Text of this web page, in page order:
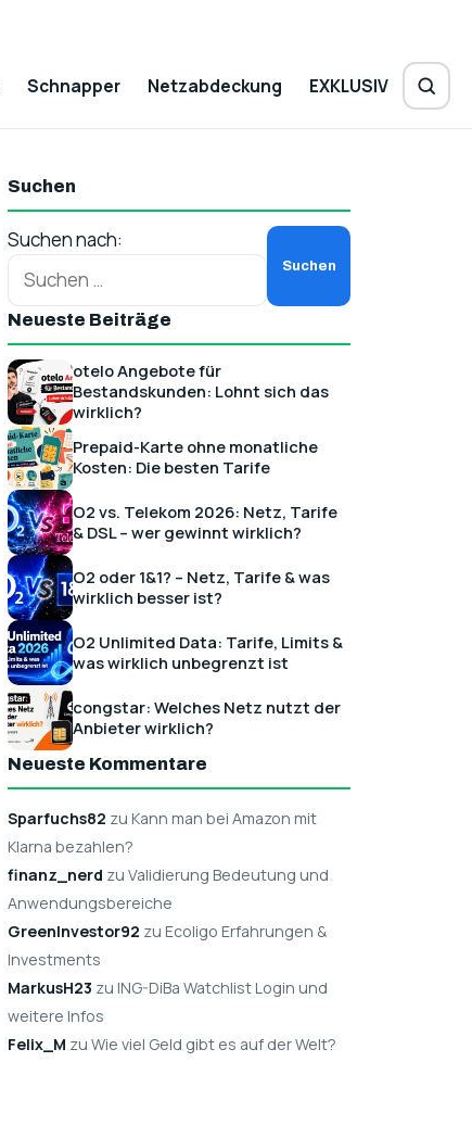
Schnapper Netzabdeckung EXKLUSIV
Suchen
Suchen nach:
Neueste Beiträge
otelo Angebote für
Bestandskunden: Lohnt sich das
wirklich?
Prepaid-Karte ohne monatliche
Kosten: Die besten Tarife
O2 vs. Telekom 2026: Netz, Tarife
& DSL – wer gewinnt wirklich?
O2 oder 1&1? – Netz, Tarife & was
wirklich besser ist?
O2 Unlimited Data: Tarife, Limits &
was wirklich unbegrenzt ist
congstar: Welches Netz nutzt der
Anbieter wirklich?
Neueste Kommentare
Sparfuchs82 zu Kann man bei Amazon mit
Klarna bezahlen?
finanz_nerd zu Validierung Bedeutung und
Anwendungsbereiche
GreenInvestor92 zu Ecoligo Erfahrungen &
Investments
MarkusH23 zu ING-DiBa Watchlist Login und
weitere Infos
Felix_M zu Wie viel Geld gibt es auf der Welt?